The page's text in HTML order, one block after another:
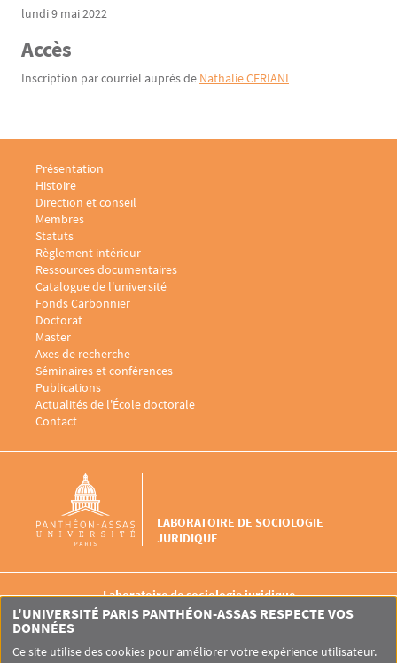
lundi 9 mai 2022
Accès
Inscription par courriel auprès de Nathalie CERIANI
Menu footer Laboratoire sociologie juridique 1
Présentation
Histoire
Direction et conseil
Membres
Statuts
Règlement intérieur
Menu footer Laboratoire sociologie juridique 2
Ressources documentaires
Catalogue de l'université
Fonds Carbonnier
Menu footer Laboratoire sociologie juridique 3
Doctorat
Master
Menu footer Laboratoire sociologie juridique 4
Axes de recherche
Séminaires et conférences
Publications
Actualités de l'École doctorale
Menu footer Laboratoire sociologie juridique 5
Contact
LABORATOIRE DE SOCIOLOGIE
JURIDIQUE
Laboratoire de sociologie juridique
1 Rue d’Ulm
L'UNIVERSITÉ PARIS PANTHÉON-ASSAS RESPECTE VOS
DONNÉES
Ce site utilise des cookies pour améliorer votre expérience utilisateur.